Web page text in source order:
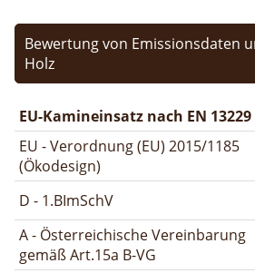
Bewertung von Emissionsdaten
Holz
EU-Kamineinsatz nach EN 13229
EU - Verordnung (EU) 2015/1185
(Ökodesign)
D - 1.BImSchV
A - Österreichische Vereinbarung
gemäß Art.15a B-VG